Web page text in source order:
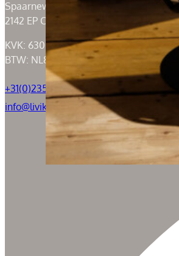
Spaarneweg 59
2142 EP Cruquius
KVK: 63004526
BTW: NL855050184B01
+31(0)235294739
info@livik.nl